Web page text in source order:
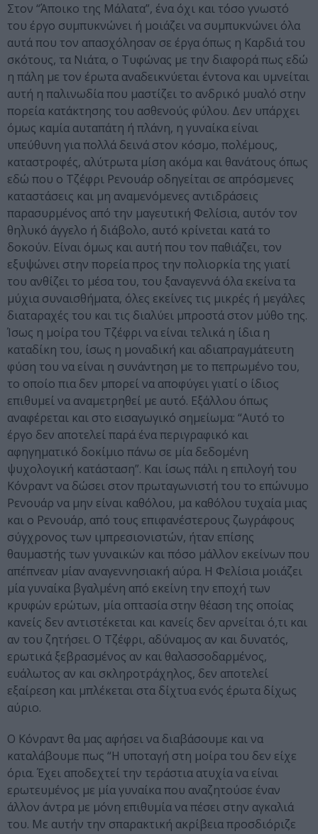
Στον “Άποικο της Μάλατα”, ένα όχι και τόσο γνωστό
του έργο συμπυκνώνει ή μοιάζει να συμπυκνώνει όλα
αυτά που τον απασχόλησαν σε έργα όπως η Καρδιά του
σκότους, τα Νιάτα, ο Τυφώνας με την διαφορά πως εδώ
η πάλη με τον έρωτα αναδεικνύεται έντονα και υμνείται
αυτή η παλινωδία που μαστίζει το ανδρικό μυαλό στην
πορεία κατάκτησης του ασθενούς φύλου. Δεν υπάρχει
όμως καμία αυταπάτη ή πλάνη, η γυναίκα είναι
υπεύθυνη για πολλά δεινά στον κόσμο, πολέμους,
καταστροφές, αλύτρωτα μίση ακόμα και θανάτους όπως
εδώ που ο Τζέφρι Ρενουάρ οδηγείται σε απρόσμενες
καταστάσεις και μη αναμενόμενες αντιδράσεις
παρασυρμένος από την μαγευτική Φελίσια, αυτόν τον
θηλυκό άγγελο ή διάβολο, αυτό κρίνεται κατά το
δοκούν. Είναι όμως και αυτή που τον παθιάζει, τον
εξυψώνει στην πορεία προς την πολιορκία της γιατί
του ανθίζει το μέσα του, του ξαναγεννά όλα εκείνα τα
μύχια συναισθήματα, όλες εκείνες τις μικρές ή μεγάλες
διαταραχές του και τις διαλύει μπροστά στον μύθο της.
Ίσως η μοίρα του Τζέφρι να είναι τελικά η ίδια η
καταδίκη του, ίσως η μοναδική και αδιαπραγμάτευτη
φύση του να είναι η συνάντηση με το πεπρωμένο του,
το οποίο πια δεν μπορεί να αποφύγει γιατί ο ίδιος
επιθυμεί να αναμετρηθεί με αυτό. Εξάλλου όπως
αναφέρεται και στο εισαγωγικό σημείωμα: “Αυτό το
έργο δεν αποτελεί παρά ένα περιγραφικό και
αφηγηματικό δοκίμιο πάνω σε μία δεδομένη
ψυχολογική κατάσταση”. Και ίσως πάλι η επιλογή του
Κόνραντ να δώσει στον πρωταγωνιστή του το επώνυμο
Ρενουάρ να μην είναι καθόλου, μα καθόλου τυχαία μιας
και ο Ρενουάρ, από τους επιφανέστερους ζωγράφους
σύγχρονος των ιμπρεσιονιστών, ήταν επίσης
θαυμαστής των γυναικών και πόσο μάλλον εκείνων που
απέπνεαν μίαν αναγεννησιακή αύρα. Η Φελίσια μοιάζει
μία γυναίκα βγαλμένη από εκείνη την εποχή των
κρυφών ερώτων, μία οπτασία στην θέαση της οποίας
κανείς δεν αντιστέκεται και κανείς δεν αρνείται ό,τι και
αν του ζητήσει. Ο Τζέφρι, αδύναμος αν και δυνατός,
ερωτικά ξεβρασμένος αν και θαλασσοδαρμένος,
ευάλωτος αν και σκληροτράχηλος, δεν αποτελεί
εξαίρεση και μπλέκεται στα δίχτυα ενός έρωτα δίχως
αύριο.
Ο Κόνραντ θα μας αφήσει να διαβάσουμε και να
καταλάβουμε πως “Η υποταγή στη μοίρα του δεν είχε
όρια. Έχει αποδεχτεί την τεράστια ατυχία να είναι
ερωτευμένος με μία γυναίκα που αναζητούσε έναν
άλλον άντρα με μόνη επιθυμία να πέσει στην αγκαλιά
του. Με αυτήν την σπαρακτική ακρίβεια προσδιόριζε